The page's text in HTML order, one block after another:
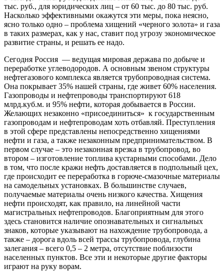
тыс. руб., для юридических лиц – от 60 тыс. до 80 тыс. руб.
Насколько эффективными окажутся эти меры, пока неясно,
ясно только одно – проблема хищений «черного золота» и газа
в таких размерах, как у нас, ставит под угрозу экономическое
развитие страны, и решать ее надо.
Сегодня Россия — ведущая мировая держава по добыче и
переработке углеводородов. А основным звеном структуры
нефтегазового комплекса является трубопроводная система.
Она покрывает 35% нашей страны, где живет 60% населения.
Газопроводы и нефтепроводы транспортируют 618
млрд.куб.м. и 95% нефти, которая добывается в России.
Желающих незаконно «присоединиться» к государственным
газопроводам и нефтепроводам хоть отбавляй. Преступления
в этой сфере представлены непосредственно хищениями
нефти и газа, а также незаконным предпринимательством. В
первом случае – это незаконная врезка в трубопровод, во
втором – изготовление топлива кустарными способами. Дело
в том, что после кражи нефть доставляется в подпольный цех,
где происходит ее переработка в горюче-смазочные материалы
на самодельных установках. В большинстве случаев,
получаемые материалы очень низкого качества. Хищения
нефти происходят, как правило, на линейной части
магистральных нефтепроводов. Благоприятным для этого
здесь становится наличие опознавательных и сигнальных
знаков, которые указывают на нахождение трубопровода, а
также – дорога вдоль всей трассы трубопровода, глубина
залегания – всего 0,5 – 2 метра, отсутствие поблизости
населенных пунктов. Все эти и некоторые другие факторы
играют на руку ворам.